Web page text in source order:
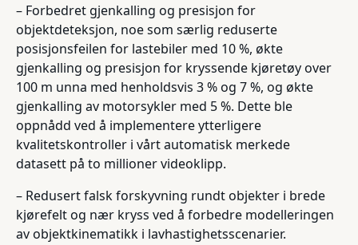
– Forbedret gjenkalling og presisjon for
objektdeteksjon, noe som særlig reduserte
posisjonsfeilen for lastebiler med 10 %, økte
gjenkalling og presisjon for kryssende kjøretøy over
100 m unna med henholdsvis 3 % og 7 %, og økte
gjenkalling av motorsykler med 5 %. Dette ble
oppnådd ved å implementere ytterligere
kvalitetskontroller i vårt automatisk merkede
datasett på to millioner videoklipp.
– Redusert falsk forskyvning rundt objekter i brede
kjørefelt og nær kryss ved å forbedre modelleringen
av objektkinematikk i lavhastighetsscenarier.